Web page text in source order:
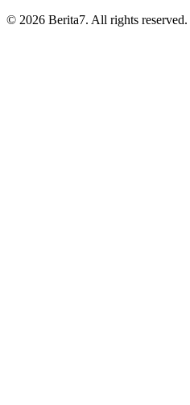
© 2026 Berita7. All rights reserved.